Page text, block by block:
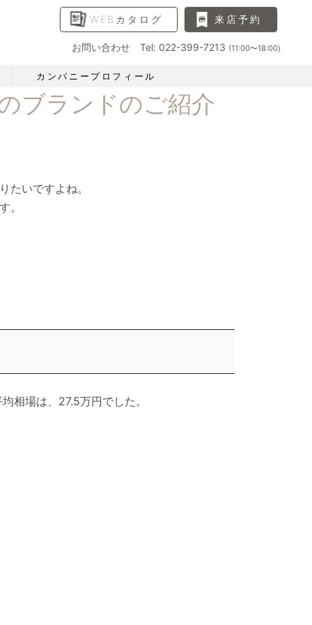
WEBカタログ 来店予約
お問い合わせ Tel: 022-399-7213 (11:00〜18:00)
カンパニープロフィール
ブランドのご紹介
たいですよね。
。
相場は、27.5万円でした。